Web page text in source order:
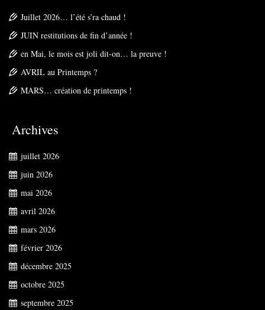
Juillet 2026… l’été s’ra chaud !
JUIN restitutions de fin d’année !
en Mai, le mois est joli dit-on… la preuve !
AVRIL au Printemps ?
MARS… création de printemps !
Archives
juillet 2026
juin 2026
mai 2026
avril 2026
mars 2026
février 2026
décembre 2025
octobre 2025
septembre 2025